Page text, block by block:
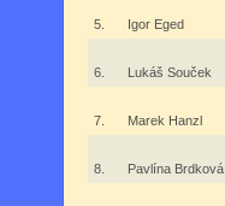
5. Igor Eged
6. Lukáš Souček
7. Marek Hanzl
8. Pavlína Brdková